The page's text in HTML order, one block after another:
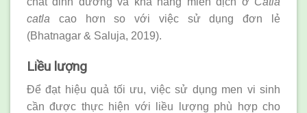
catla cao hơn so với việc sử dụng đơn lẻ
(Bhatnagar & Saluja, 2019).
Liều lượng
Để đạt hiệu quả tối ưu, việc sử dụng men vi sinh
cần được thực hiện với liều lượng phù hợp cho